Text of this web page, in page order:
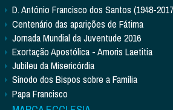
D. António Francisco dos Santos (1948-
Centenário das aparições de Fátima
Jornada Mundial da Juventude 2016
Exortação Apostólica - Amoris Laetitia
Jubileu da Misericórdia
Sínodo dos Bispos sobre a Família
Papa Francisco